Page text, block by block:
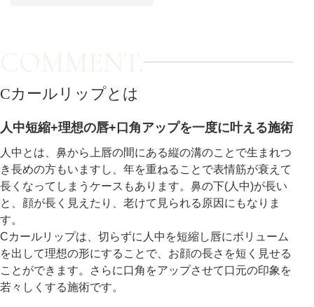
西梅田から徒歩2分
ついて
アフターケア オンライン診療
よくあるご質問
美容ブログ
Cカールリップとは
人中短縮+理想の唇+口角アップを一度に叶える施術
人中とは、鼻から上唇の間にある縦の溝のことで生まれつ
き長めの方もいますし、年を重ねることで表情筋が衰えて
長くなってしまうケースもあります。鼻の下(人中)が長い
と、顔が長く見えたり、老けて見られる原因にもなりま
す。
Cカールリップは、切らずに人中を短縮し唇にボリューム
を出して理想の形にすることで、お顔の長さを短く見せる
ことができます。さらに口角をアップさせて口元の印象を
若々しくする施術です。